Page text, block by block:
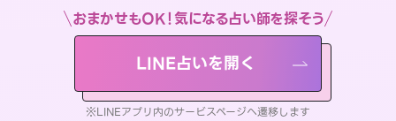
おまかせもOK！気になる占い師を探そう
LINE占いを開く
※LINEアプリ内のサービスページへ遷移します